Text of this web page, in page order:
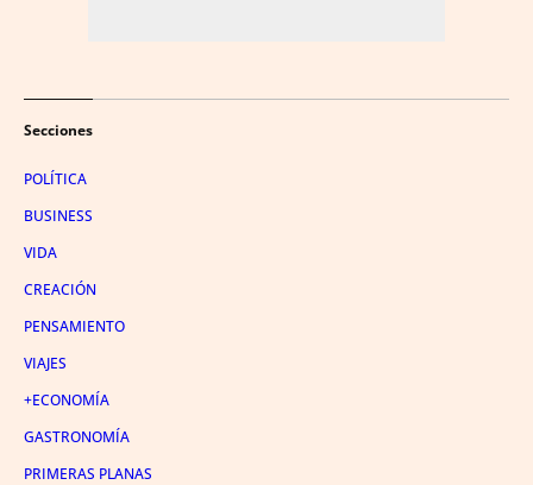
Secciones
POLÍTICA
BUSINESS
VIDA
CREACIÓN
PENSAMIENTO
VIAJES
+ECONOMÍA
GASTRONOMÍA
PRIMERAS PLANAS